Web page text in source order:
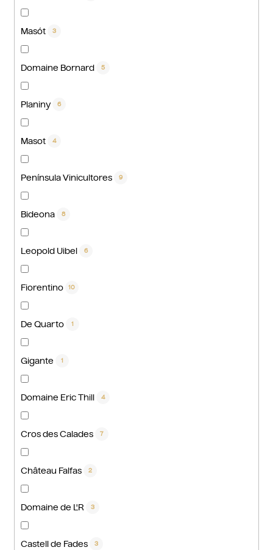
Masót 3
Domaine Bornard 5
Planiny 6
Masot 4
Península Vinicultores 9
Bideona 8
Leopold Uibel 6
Fiorentino 10
De Quarto 1
Gigante 1
Domaine Eric Thill 4
Cros des Calades 7
Château Falfas 2
Domaine de L'R 3
Castell de Fades 3